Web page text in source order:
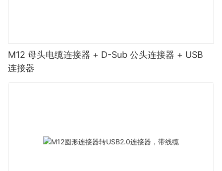
M12 母头电缆连接器 + D-Sub 公头连接器 + USB
连接器